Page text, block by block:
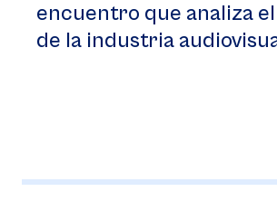
encuentro que analiza
de la industria